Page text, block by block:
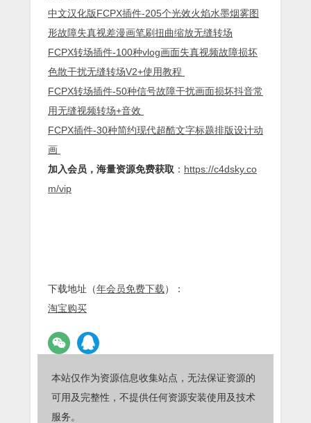
中文汉化版FCPX插件-205个光效火焰水墨烟雾图
形故障失真视差漫画笔刷扭曲缩放无缝转场
FCPX转场插件-100种vlog画面失真视频故障损坏
色散干扰无缝转场V2+使用教程
FCPX转场插件-50种信号故障干扰画面损坏抖音常
用无缝视频转场+音效
FCPX插件-30种简约现代超酷文字标题排版设计动
画
加入会员，海量资源免费获取 ： https://c4dsky.co
m/vip
下载地址（年会员免费下载）：
淘宝购买
本站仅作为资源信息收集站点，无法保证资源的
可用及完整性，不提供任何资源安装使用及技术
服务。